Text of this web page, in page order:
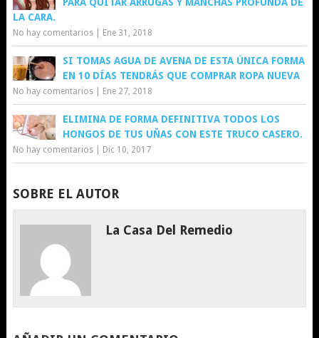
PARA QUITAR ARRUGAS Y MANCHAS PROFUNDA DE
LA CARA.
No hay comentarios| Ene 31, 2018
SI TOMAS AGUA DE AVENA DE ESTA ÚNICA FORMA
EN 10 DÍAS TENDRÁS QUE COMPRAR ROPA NUEVA
No hay comentarios| Ene 27, 2018
ELIMINA DE FORMA DEFINITIVA TODOS LOS
HONGOS DE TUS UÑAS CON ESTE TRUCO CASERO.
No hay comentarios| Dic 10, 2017
SOBRE EL AUTOR
La Casa Del Remedio